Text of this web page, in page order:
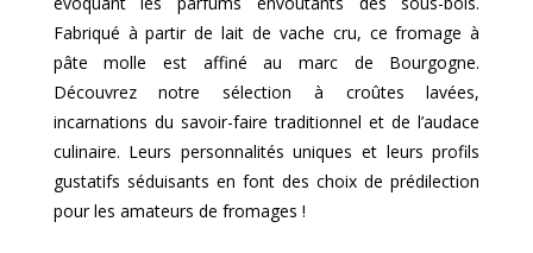
Fabriqué à partir de lait de vache cru, ce fromage à
pâte molle est affiné au marc de Bourgogne.
Découvrez notre sélection à croûtes lavées,
incarnations du savoir-faire traditionnel et de l’audace
culinaire. Leurs personnalités uniques et leurs profils
gustatifs séduisants en font des choix de prédilection
pour les amateurs de fromages !